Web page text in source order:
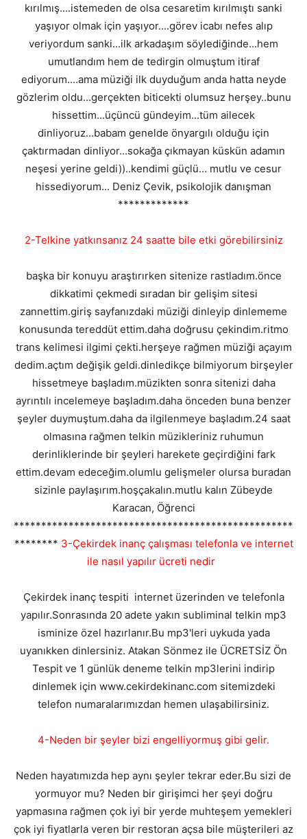
kırılmış....istemeden de olsa cesaretim kırılmıştı sanki
yaşıyor olmak için yaşıyor....görev icabı nefes alıp
veriyordum sanki...ilk arkadaşım söylediğinde...hem
umutlandım hem de tedirgin olmuştum itiraf
ediyorum....ama müziği ilk duyduğum anda hatta neyde
gözlerim oldu...gerçekten biticekti olumsuz herşey..bunu
hissettim...üçüncü gündeyim...tüm ailecek
dinliyoruz...babam genelde önyargılı olduğu için
çaktırmadan dinliyor...sokağa çıkmayan küskün adamın
neşesi yerine geldi))..kendimi güçlü... mutlu ve cesur
hissediyorum... Deniz Çevik, psikolojik danışman
*************
2-Telkine yatkınsanız 24 saatte bile etki görebilirsiniz
başka bir konuyu araştırırken sitenize rastladım.önce
dikkatimi çekmedi sıradan bir gelişim sitesi
zannettim.giriş sayfanızdaki müziği dinleyip dinlememe
konusunda tereddüt ettim.daha doğrusu çekindim.ritmo
trans kelimesi ilgimi çekti.herşeye rağmen müziği açayım
dedim.açtım değişik geldi.dinledikçe bilmiyorum birşeyler
hissetmeye başladım.müzikten sonra sitenizi daha
ayrıntılı incelemeye başladım.daha önceden buna benzer
şeyler duymuştum.daha da ilgilenmeye başladım.24 saat
olmasına rağmen telkin müzikleriniz ruhumun
derinliklerinde bir şeyleri harekete geçirdiğini fark
ettim.devam edeceğim.olumlu gelişmeler olursa buradan
sizinle paylaşırım.hoşçakalın.mutlu kalın Zübeyde
Karacan, Öğrenci
***************************************************
******** 3-Çekirdek inanç çalışması telefonla ve internet
ile nasıl yapılır ücreti nedir
Çekirdek inanç tespiti internet üzerinden ve telefonla
yapılır.Sonrasında 20 adete yakın subliminal telkin mp3
isminize özel hazırlanır.Bu mp3'leri uykuda yada
uyanıkken dinlersiniz. Atakan Sönmez ile ÜCRETSİZ Ön
Tespit ve 1 günlük deneme telkin mp3lerini indirip
dinlemek için www.cekirdekinanc.com sitemizdeki
telefon numaralarımızdan hemen ulaşabilirsiniz.
4-Neden bir şeyler bizi engelliyormuş gibi gelir.
Neden hayatımızda hep aynı şeyler tekrar eder.Bu sizi de
yormuyor mu? Neden bir girişimci her şeyi doğru
yapmasına rağmen çok iyi bir yerde muhteşem yemekleri
çok iyi fiyatlarla veren bir restoran açsa bile müşterileri az